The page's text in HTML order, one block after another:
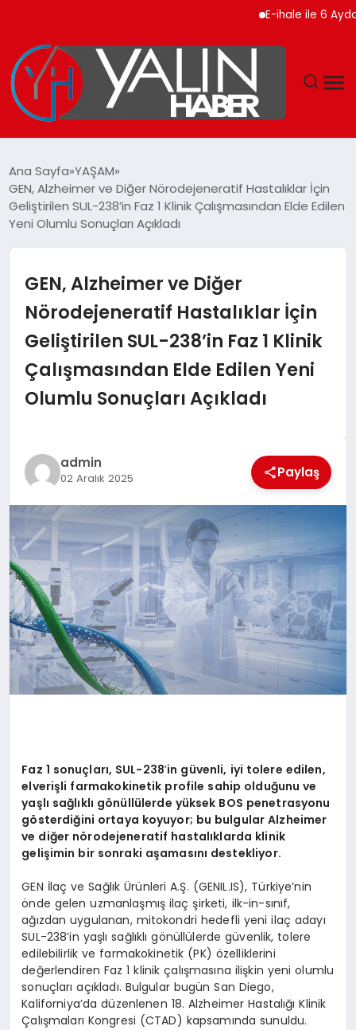
E-ihale ile 6 Ayda 2.7
SPOR
EKONOMİ
YAŞAM
EĞİTİM
TEKNOLOJİ
SAĞLIK
Ana Sayfa YAŞAM
GEN, Alzheimer ve Diğer Nörodejeneratif Hastalıklar İçin
Geliştirilen SUL-238’in Faz 1 Klinik Çalışmasından Elde Edilen
Yeni Olumlu Sonuçları Açıkladı
GEN, Alzheimer ve Diğer
Nörodejeneratif Hastalıklar İçin
Geliştirilen SUL-238’in Faz 1 Klinik
Çalışmasından Elde Edilen Yeni
Olumlu Sonuçları Açıkladı
admin
02 Aralık 2025 Paylaş
Faz 1 sonuçları, SUL-238’in güvenli, iyi tolere edilen,
elverişli farmakokinetik profile sahip olduğunu ve
yaşlı sağlıklı gönüllülerde yüksek BOS penetrasyonu
gösterdiğini ortaya koyuyor; bu bulgular Alzheimer
ve diğer nörodejeneratif hastalıklarda klinik
gelişimin bir sonraki aşamasını destekliyor.
GEN İlaç ve Sağlık Ürünleri A.Ş. (GENIL.IS), Türkiye’nin
önde gelen uzmanlaşmış ilaç şirketi, ilk-in-sınıf,
ağızdan uygulanan, mitokondri hedefli yeni ilaç adayı
SUL-238’in yaşlı sağlıklı gönüllülerde güvenlik, tolere
edilebilirlik ve farmakokinetik (PK) özelliklerini
değerlendiren Faz 1 klinik çalışmasına ilişkin yeni olumlu
sonuçları açıkladı. Bulgular bugün San Diego,
Kaliforniya’da düzenlenen 18. Alzheimer Hastalığı Klinik
Çalışmaları Kongresi (CTAD) kapsamında sunuldu.